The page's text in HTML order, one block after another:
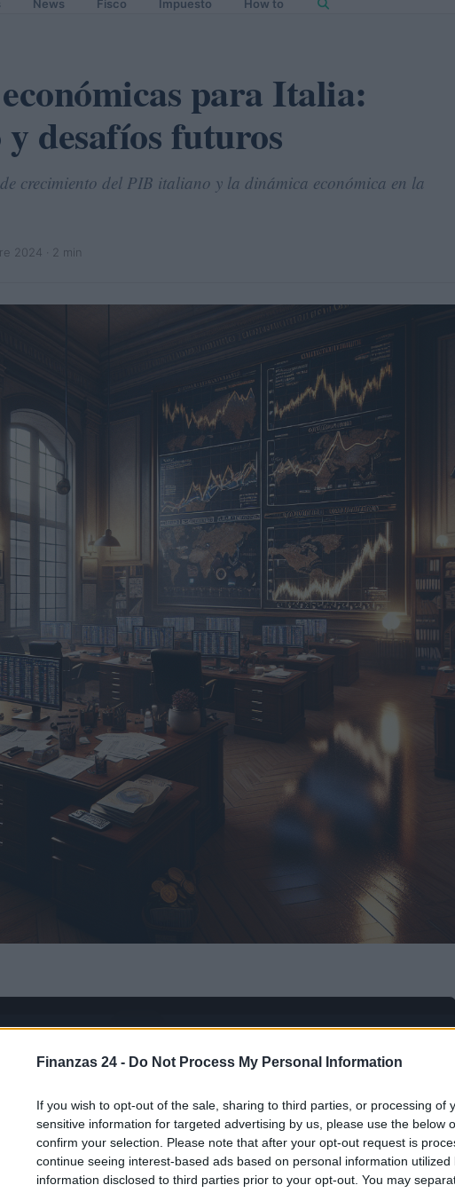
Finanzas 24 - Do Not Process My Personal Information
If you wish to opt-out of the sale, sharing to third parties, or processing of
sensitive information for targeted advertising by us, please use the below
confirm your selection. Please note that after your opt-out request is
continue seeing interest-based ads based on personal information
information disclosed to third parties prior to your opt-out. You may
News Fisco Impuesto How to
para Italia:
desafíos futuros
crecimiento del PIB italiano y la dinámica económica en la
2024 · 2 min